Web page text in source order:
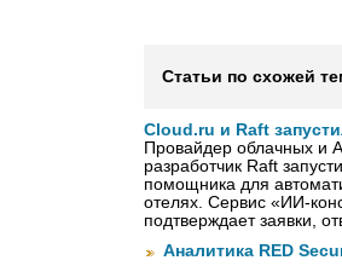
Статьи по схожей
Cloud.ru и Raft
Провайдер облачных и
разработчик Raft
помощника для
отелях. Сервис «ИИ-
подтверждает заявки,
Аналитика RED